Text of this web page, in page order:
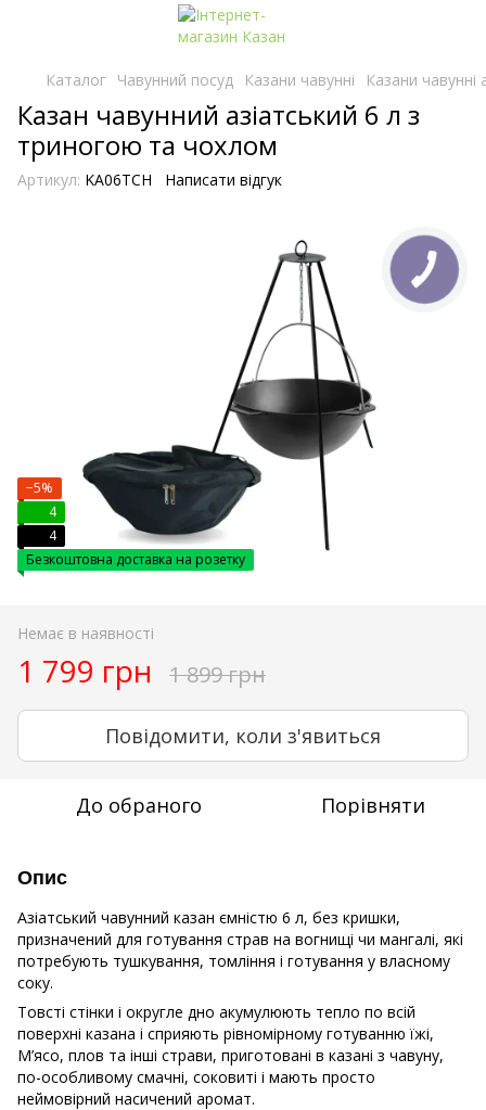
Каталог Чавунний посуд Казани чавунні Казани чавунні
Казан чавунний азіатський 6 л з
триногою та чохлом
Артикул: KA06TCH Написати відгук
−5%
4
4
Безкоштовна доставка на розетку
Немає в наявності
1 799 грн 1 899 грн
Повідомити, коли з'явиться
До обраного Порівняти
Опис
Азіатський чавунний казан ємністю 6 л, без кришки,
призначений для готування страв на вогнищі чи мангалі, які
потребують тушкування, томління і готування у власному
соку.
Товсті стінки і округле дно акумулюють тепло по всій
поверхні казана і сприяють рівномірному готуванню їжі,
М’ясо, плов та інші страви, приготовані в казані з чавуну,
по-особливому смачні, соковиті і мають просто
неймовірний насичений аромат.